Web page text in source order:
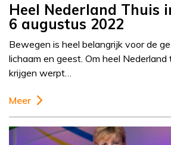
Heel Nederland Thuis
6 augustus 2022
Bewegen is heel belangrijk voor de
lichaam en geest. Om heel
krijgen werpt…
Meer